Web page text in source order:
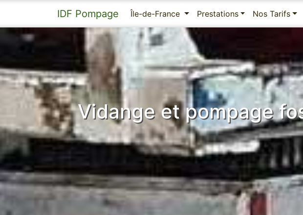
IDF Pompage Île-de-France Prestations Nos Tarifs
Vidange et pompage